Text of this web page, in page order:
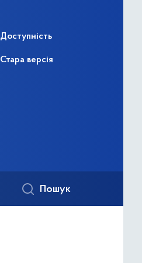
Доступність
Стара версія
Пошук